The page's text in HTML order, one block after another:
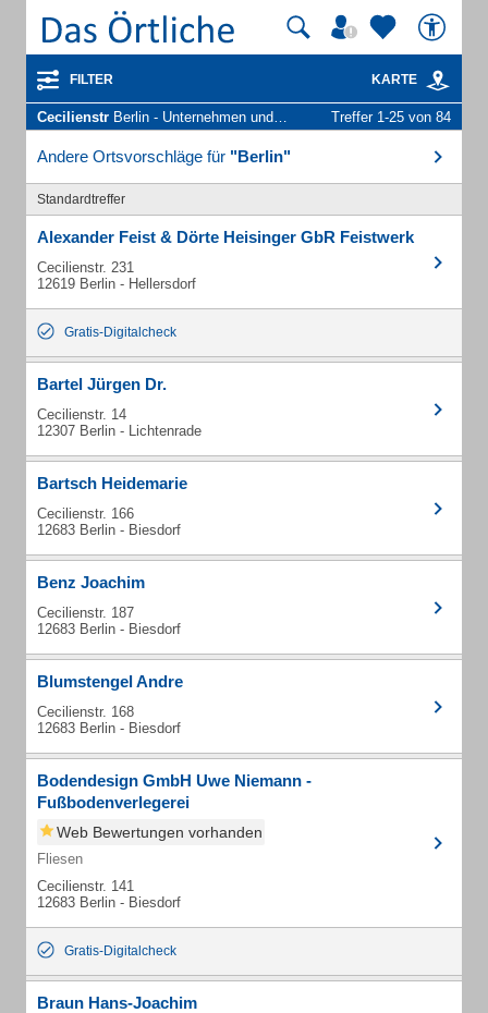
FILTER KARTE
Cecilienstr Berlin - Unternehmen und Personen Treffer 1-25 von 84
Andere Ortsvorschläge für "Berlin"
Standardtreffer
Alexander Feist & Dörte Heisinger GbR Feistwerk
Cecilienstr. 231
12619 Berlin - Hellersdorf
Gratis-Digitalcheck
Bartel Jürgen Dr.
Cecilienstr. 14
12307 Berlin - Lichtenrade
Bartsch Heidemarie
Cecilienstr. 166
12683 Berlin - Biesdorf
Benz Joachim
Cecilienstr. 187
12683 Berlin - Biesdorf
Blumstengel Andre
Cecilienstr. 168
12683 Berlin - Biesdorf
Bodendesign GmbH Uwe Niemann -
Fußbodenverlegerei
Web Bewertungen vorhanden
Fliesen
Cecilienstr. 141
12683 Berlin - Biesdorf
Gratis-Digitalcheck
Braun Hans-Joachim